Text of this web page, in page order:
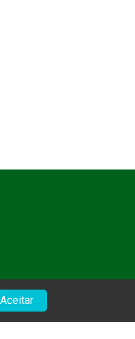
Aceitar